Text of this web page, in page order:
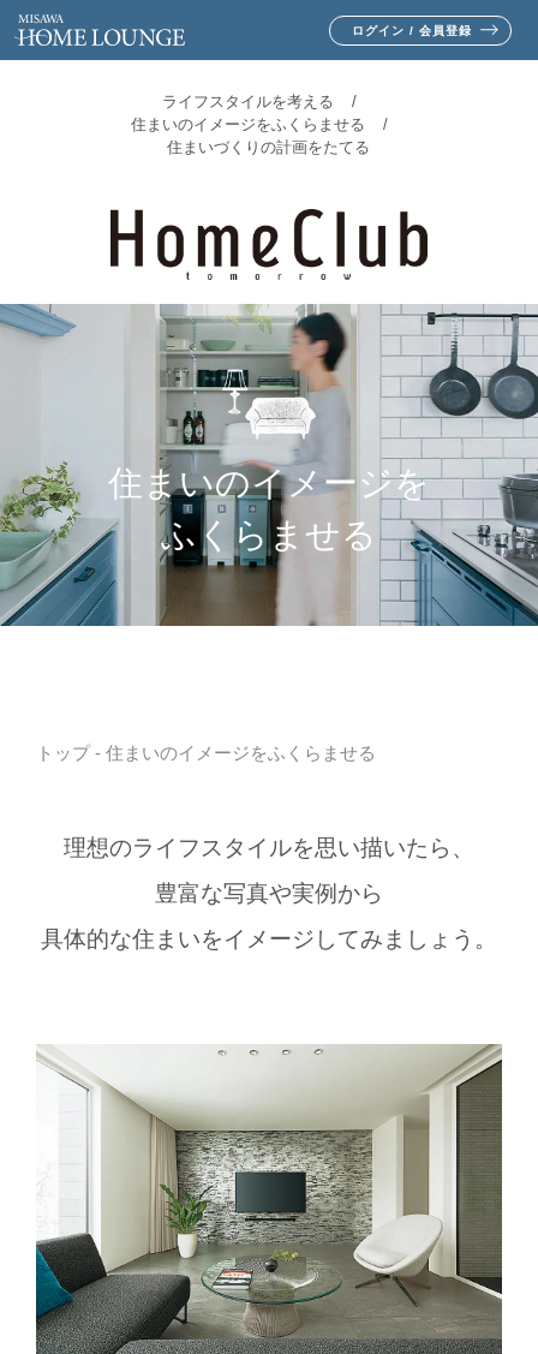
ログイン / 会員登録
ライフスタイルを考える
住まいのイメージをふくらませる
住まいづくりの計画をたてる
住まいのイメージを
ふくらませる
トップ- 住まいのイメージをふくらませる
理想のライフスタイルを思い描いたら、
豊富な写真や実例から
具体的な住まいをイメージしてみましょう。